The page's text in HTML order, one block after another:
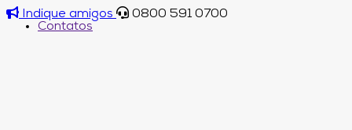
Indique amigos
0800 591 0700
Contatos